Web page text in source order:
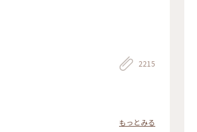
2215
もっとみる